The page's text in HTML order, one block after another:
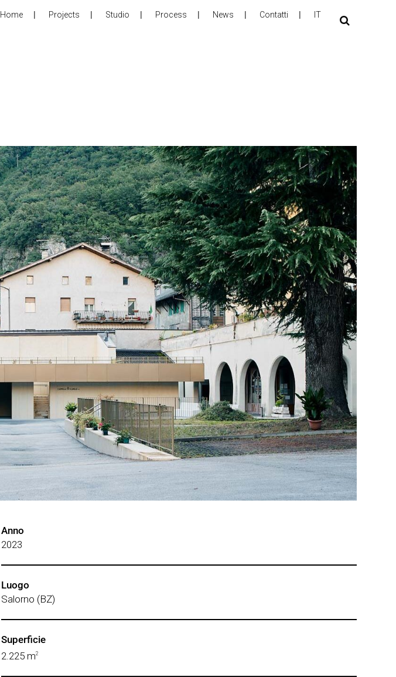
Home Projects Studio Process News Contatti IT
Anno
2023
Luogo
Salorno (BZ)
Superficie
2.225 m2